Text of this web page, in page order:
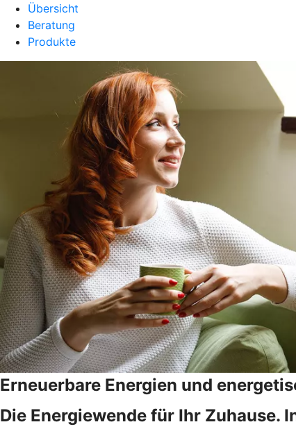
Übersicht
Beratung
Produkte
Erneuerbare Energien und
Die Energiewende für Ihr Zuhause.